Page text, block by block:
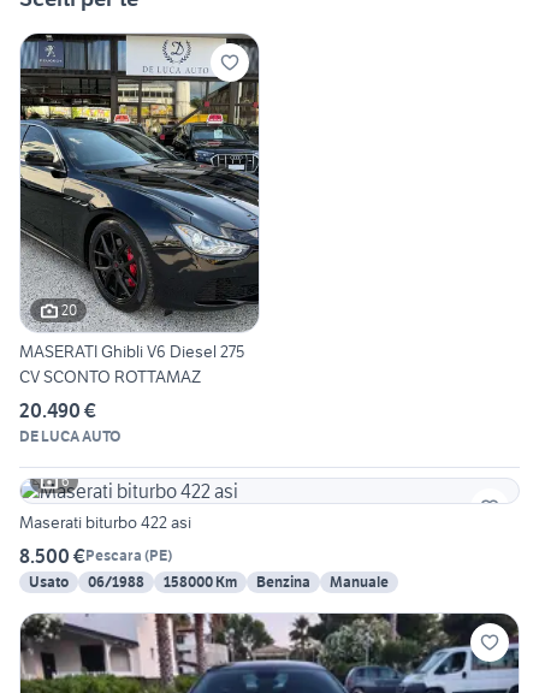
20
MASERATI Ghibli V6 Diesel 275
CV SCONTO ROTTAMAZ
20.490 €
DE LUCA AUTO
6
Maserati biturbo 422 asi
8.500 €Pescara (PE)
Usato
06/1988 158000 Km Benzina Manuale